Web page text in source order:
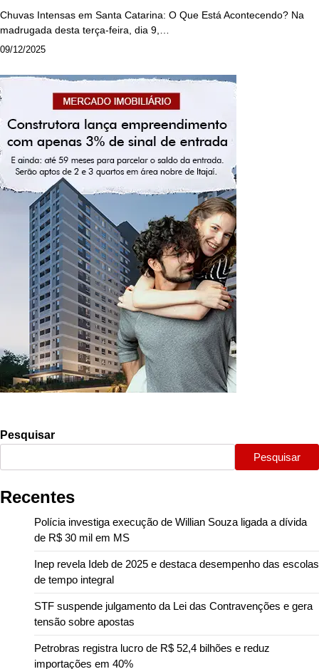
Chuvas Intensas em Santa Catarina: O Que Está Acontecendo? Na
madrugada desta terça-feira, dia 9,…
09/12/2025
Pesquisar
Pesquisar
Recentes
Polícia investiga execução de Willian Souza ligada a dívida
de R$ 30 mil em MS
Inep revela Ideb de 2025 e destaca desempenho das escolas
de tempo integral
STF suspende julgamento da Lei das Contravenções e gera
tensão sobre apostas
Petrobras registra lucro de R$ 52,4 bilhões e reduz
importações em 40%